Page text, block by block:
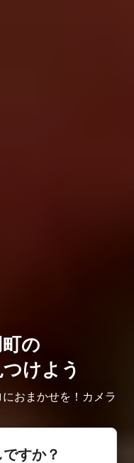
の
けよう
おまかせを！カメラ
すか？